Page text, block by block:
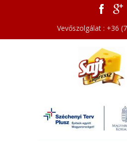
Vevőszolgálat : +36